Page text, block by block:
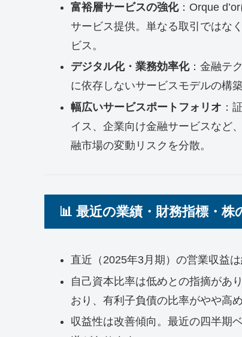
富裕層サービスの強化：Orque
サービス提供。単なる取引ではな
ビス。
デジタル化・業務効率化：金融テ
に依存しないサービスモデルの構
幅広いサービスポートフォリオ ：
イス、企業向け金融サービスなど
融市場の変動リスクを分散。
📊 最近の業績・財務指標・株
直近（2025年3月期）の営業収益
自己資本比率は低めとの指摘があ
おり、有利子負債の比率がやや高
収益性は改善傾向。最近の四半期